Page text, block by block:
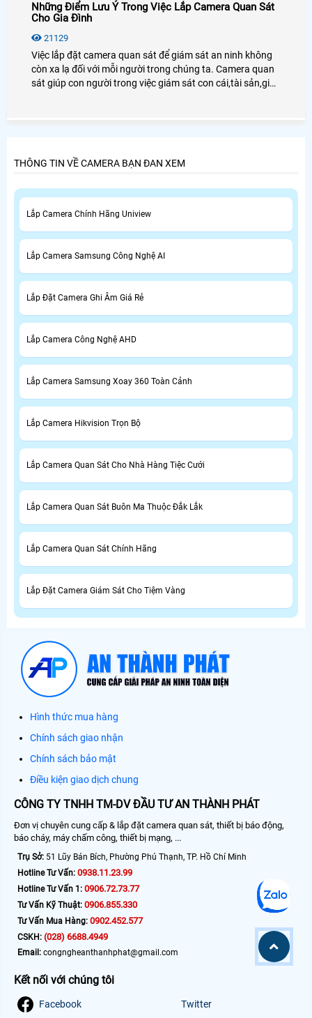
Những Điểm Lưu Ý Trong Việc Lắp Camera Quan Sát
Cho Gia Đình
21129
Việc lắp đặt camera quan sát để giám sát an ninh không
còn xa lạ đối với mỗi người trong chúng ta. Camera quan
sát giúp con người trong việc giám sát con cái,tài sản,giúp
THÔNG TIN VỀ CAMERA BẠN ĐAN XEM
Lắp Camera Chính Hãng Uniview
Lắp Camera Samsung Công Nghệ AI
Lắp Đặt Camera Ghi Âm Giá Rẻ
Lắp Camera Công Nghệ AHD
Lắp Camera Samsung Xoay 360 Toàn Cảnh
Lắp Camera Hikvision Trọn Bộ
Lắp Camera Quan Sát Cho Nhà Hàng Tiệc Cưới
Lắp Camera Quan Sát Buôn Ma Thuộc Đắk Lắk
Lắp Camera Quan Sát Chính Hãng
Lắp Đặt Camera Giám Sát Cho Tiệm Vàng
Hình thức mua hàng
Chính sách giao nhận
Chính sách bảo mật
Điều kiện giao dịch chung
CÔNG TY TNHH TM-DV ĐẦU TƯ AN THÀNH PHÁT
Đơn vị chuyên cung cấp & lắp đặt camera quan sát, thiết bị báo động,
báo cháy, máy chấm công, thiết bị mạng, ...
Trụ Sở: 51 Lũy Bán Bích, Phường Phú Thạnh, TP. Hồ Chí Minh
Hotline Tư Vấn: 0938.11.23.99
Hotline Tư Vấn 1: 0906.72.73.77
Tư Vấn Kỹ Thuật: 0906.855.330
Tư Vấn Mua Hàng: 0902.452.577
CSKH: (028) 6688.4949
Email: congngheanthanhphat@gmail.com
Kết nối với chúng tôi
Facebook Twitter